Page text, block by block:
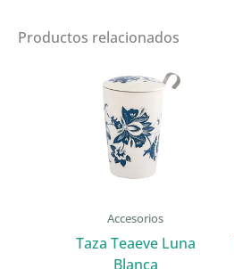
Productos relacionados
Accesorios
Taza Teaeve Luna
Blanca